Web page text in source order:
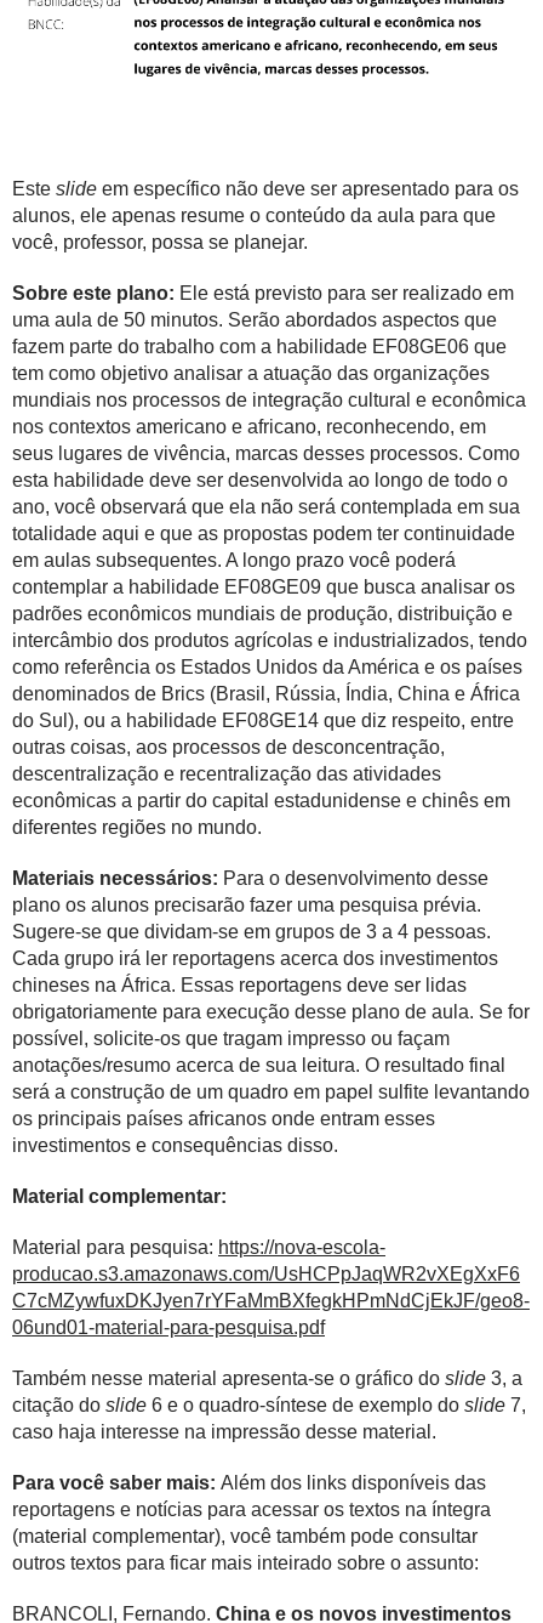
Este slide em específico não deve ser apresentado para os
alunos, ele apenas resume o conteúdo da aula para que
você, professor, possa se planejar.
Sobre este plano: Ele está previsto para ser realizado em
uma aula de 50 minutos. Serão abordados aspectos que
fazem parte do trabalho com a habilidade EF08GE06 que
tem como objetivo analisar a atuação das organizações
mundiais nos processos de integração cultural e econômica
nos contextos americano e africano, reconhecendo, em
seus lugares de vivência, marcas desses processos. Como
esta habilidade deve ser desenvolvida ao longo de todo o
ano, você observará que ela não será contemplada em sua
totalidade aqui e que as propostas podem ter continuidade
em aulas subsequentes. A longo prazo você poderá
contemplar a habilidade EF08GE09 que busca analisar os
padrões econômicos mundiais de produção, distribuição e
intercâmbio dos produtos agrícolas e industrializados, tendo
como referência os Estados Unidos da América e os países
denominados de Brics (Brasil, Rússia, Índia, China e África
do Sul), ou a habilidade EF08GE14 que diz respeito, entre
outras coisas, aos processos de desconcentração,
descentralização e recentralização das atividades
econômicas a partir do capital estadunidense e chinês em
diferentes regiões no mundo.
Materiais necessários: Para o desenvolvimento desse
plano os alunos precisarão fazer uma pesquisa prévia.
Sugere-se que dividam-se em grupos de 3 a 4 pessoas.
Cada grupo irá ler reportagens acerca dos investimentos
chineses na África. Essas reportagens deve ser lidas
obrigatoriamente para execução desse plano de aula. Se for
possível, solicite-os que tragam impresso ou façam
anotações/resumo acerca de sua leitura. O resultado final
será a construção de um quadro em papel sulfite levantando
os principais países africanos onde entram esses
investimentos e consequências disso.
Material complementar:
Material para pesquisa: https://nova-escola-
producao.s3.amazonaws.com/UsHCPpJaqWR2vXEgXxF6
C7cMZywfuxDKJyen7rYFaMmBXfegkHPmNdCjEkJF/geo8-
06und01-material-para-pesquisa.pdf
Também nesse material apresenta-se o gráfico do slide 3, a
citação do slide 6 e o quadro-síntese de exemplo do slide 7,
caso haja interesse na impressão desse material.
Para você saber mais: Além dos links disponíveis das
reportagens e notícias para acessar os textos na íntegra
(material complementar), você também pode consultar
outros textos para ficar mais inteirado sobre o assunto:
BRANCOLI, Fernando. China e os novos investimentos